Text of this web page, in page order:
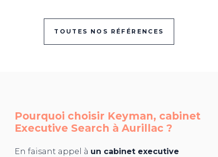
TOUTES NOS RÉFÉRENCES
Pourquoi choisir Keyman, cabinet
Executive Search à Aurillac ?
En faisant appel à un cabinet executive